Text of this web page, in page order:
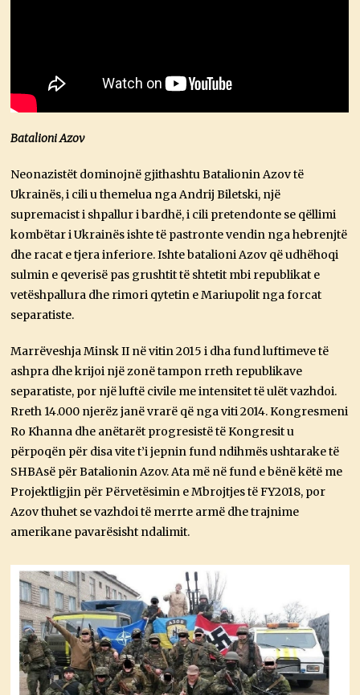
Batalioni Azov
Neonazistët dominojnë gjithashtu Batalionin Azov të
Ukrainës, i cili u themelua nga Andrij Biletski, një
supremacist i shpallur i bardhë, i cili pretendonte se qëllimi
kombëtar i Ukrainës ishte të pastronte vendin nga hebrenjtë
dhe racat e tjera inferiore. Ishte batalioni Azov që udhëhoqi
sulmin e qeverisë pas grushtit të shtetit mbi republikat e
vetëshpallura dhe rimori qytetin e Mariupolit nga forcat
separatiste.
Marrëveshja Minsk II në vitin 2015 i dha fund luftimeve të
ashpra dhe krijoi një zonë tampon rreth republikave
separatiste, por një luftë civile me intensitet të ulët vazhdoi.
Rreth 14.000 njerëz janë vrarë që nga viti 2014. Kongresmeni
Ro Khanna dhe anëtarët progresistë të Kongresit u
përpoqën për disa vite t’i jepnin fund ndihmës ushtarake të
SHBAsë për Batalionin Azov. Ata më në fund e bënë këtë me
Projektligjin për Përvetësimin e Mbrojtjes të FY2018, por
Azov thuhet se vazhdoi të merrte armë dhe trajnime
amerikane pavarësisht ndalimit.